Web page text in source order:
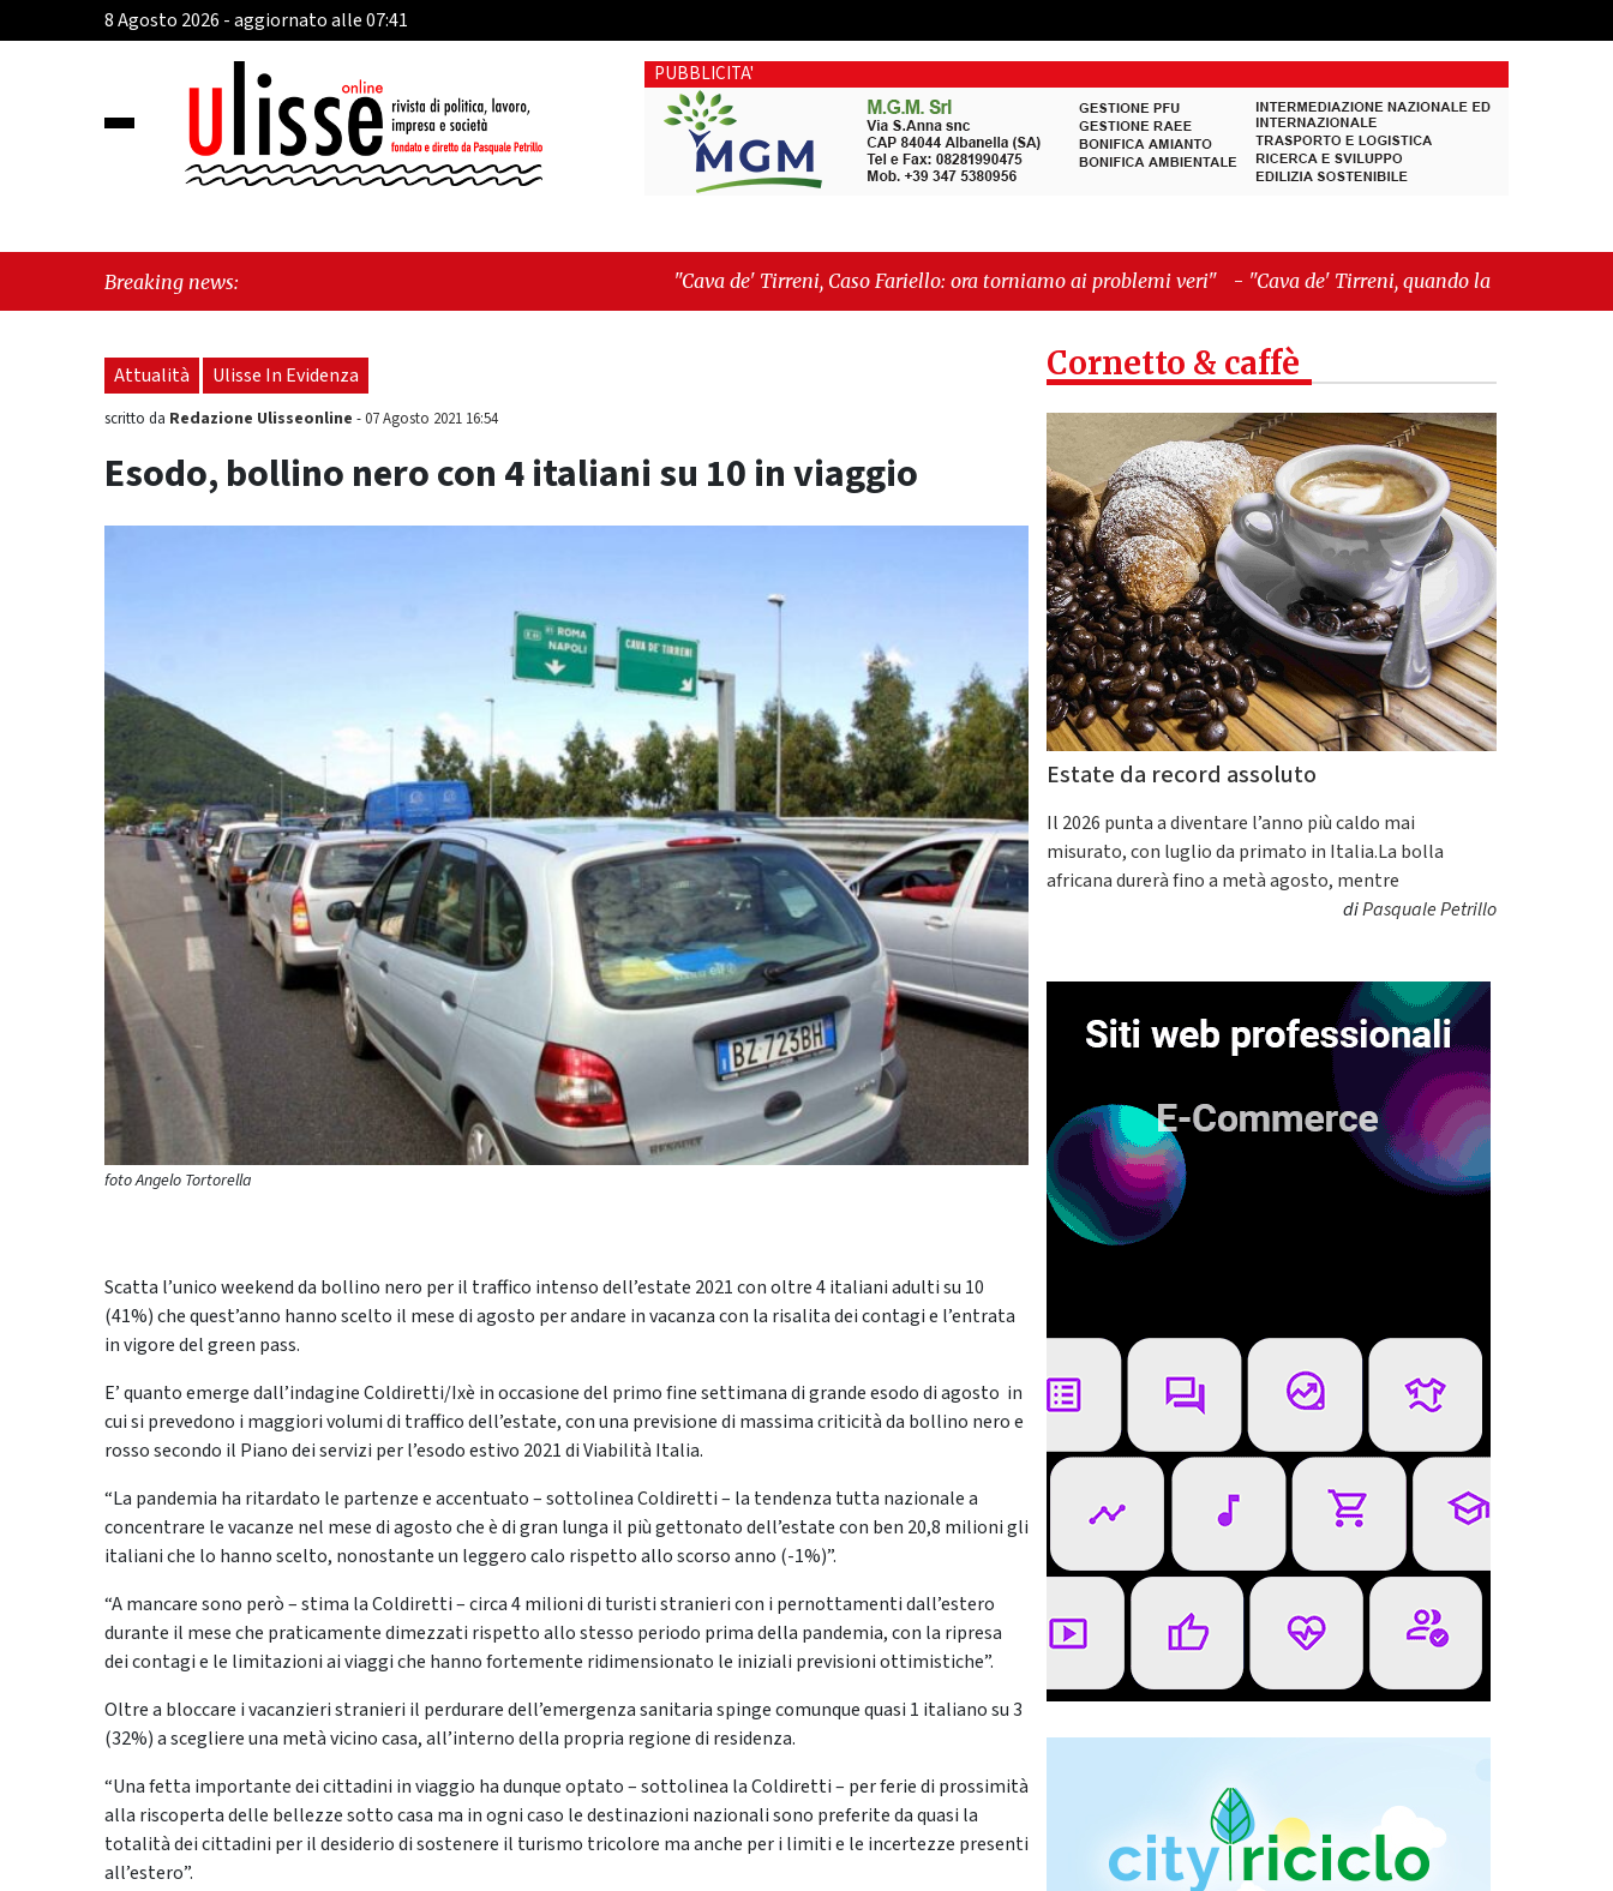
8 Agosto 2026 - aggiornato alle 07:41
PUBBLICITA'
Breaking news: "Cava de' Tirreni, Caso Fariello: ora torniamo ai problemi veri" -"Cava de' Tirreni, quando la burocrazia dimentica
perché esiste"
Attualità Ulisse In Evidenza
scritto da Redazione Ulisseonline -07 Agosto 2021 16:54
Esodo, bollino nero con 4 italiani su 10 in viaggio
foto Angelo Tortorella
Scatta l’unico weekend da bollino nero per il traffico intenso dell’estate 2021 con oltre 4 italiani adulti su 10
(41%) che quest’anno hanno scelto il mese di agosto per andare in vacanza con la risalita dei contagi e l’entrata
in vigore del green pass.
E’ quanto emerge dall’indagine Coldiretti/Ixè in occasione del primo fine settimana di grande esodo di agosto in
cui si prevedono i maggiori volumi di traffico dell’estate, con una previsione di massima criticità da bollino nero e
rosso secondo il Piano dei servizi per l’esodo estivo 2021 di Viabilità Italia.
“La pandemia ha ritardato le partenze e accentuato – sottolinea Coldiretti – la tendenza tutta nazionale a
concentrare le vacanze nel mese di agosto che è di gran lunga il più gettonato dell’estate con ben 20,8 milioni gli
italiani che lo hanno scelto, nonostante un leggero calo rispetto allo scorso anno (-1%)”.
“A mancare sono però – stima la Coldiretti – circa 4 milioni di turisti stranieri con i pernottamenti dall’estero
durante il mese che praticamente dimezzati rispetto allo stesso periodo prima della pandemia, con la ripresa
dei contagi e le limitazioni ai viaggi che hanno fortemente ridimensionato le iniziali previsioni ottimistiche”.
Oltre a bloccare i vacanzieri stranieri il perdurare dell’emergenza sanitaria spinge comunque quasi 1 italiano su 3
(32%) a scegliere una metà vicino casa, all’interno della propria regione di residenza.
“Una fetta importante dei cittadini in viaggio ha dunque optato – sottolinea la Coldiretti – per ferie di prossimità
alla riscoperta delle bellezze sotto casa ma in ogni caso le destinazioni nazionali sono preferite da quasi la
totalità dei cittadini per il desiderio di sostenere il turismo tricolore ma anche per i limiti e le incertezze presenti
all’estero”.
Cornetto & caffè
Estate da record assoluto
Il 2026 punta a diventare l’anno più caldo mai
misurato, con luglio da primato in Italia.La bolla
africana durerà fino a metà agosto, mentre
diPasquale Petrillo